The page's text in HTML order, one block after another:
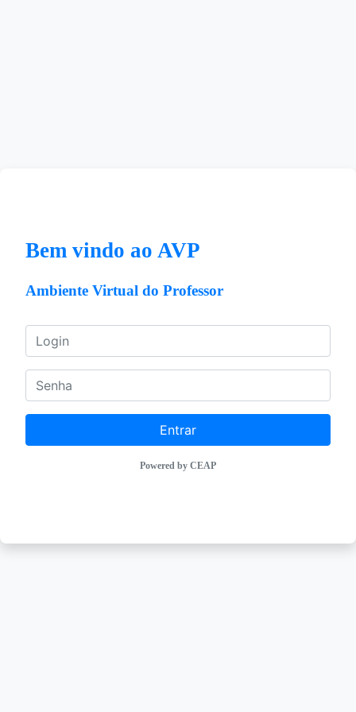
Bem vindo ao AVP
Ambiente Virtual do Professor
Entrar
Powered by CEAP